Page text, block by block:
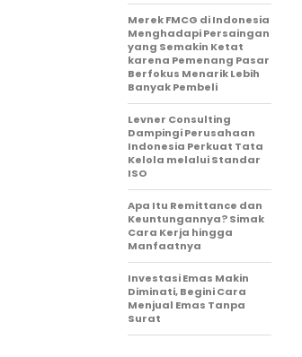
Merek FMCG di Indonesia
Menghadapi Persaingan
yang Semakin Ketat
karena Pemenang Pasar
Berfokus Menarik Lebih
Banyak Pembeli
Levner Consulting
Dampingi Perusahaan
Indonesia Perkuat Tata
Kelola melalui Standar
ISO
Apa Itu Remittance dan
Keuntungannya? Simak
Cara Kerja hingga
Manfaatnya
Investasi Emas Makin
Diminati, Begini Cara
Menjual Emas Tanpa
Surat